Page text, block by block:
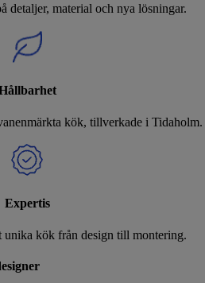
detaljer, material och nya lösningar.
kök, tillverkade i Tidaholm.
Expertis
unika kök från design till montering.